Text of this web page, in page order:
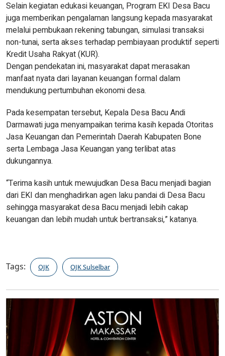
Selain kegiatan edukasi keuangan, Program EKI Desa Bacu
juga memberikan pengalaman langsung kepada masyarakat
melalui pembukaan rekening tabungan, simulasi transaksi
non-tunai, serta akses terhadap pembiayaan produktif seperti
Kredit Usaha Rakyat (KUR).
Dengan pendekatan ini, masyarakat dapat merasakan
manfaat nyata dari layanan keuangan formal dalam
mendukung pertumbuhan ekonomi desa.
Pada kesempatan tersebut, Kepala Desa Bacu Andi
Darmawati juga menyampaikan terima kasih kepada Otoritas
Jasa Keuangan dan Pemerintah Daerah Kabupaten Bone
serta Lembaga Jasa Keuangan yang terlibat atas
dukungannya.
“Terima kasih untuk mewujudkan Desa Bacu menjadi bagian
dari EKI dan menghadirkan agen laku pandai di Desa Bacu
sehingga masyarakat desa Bacu menjadi lebih cakap
keuangan dan lebih mudah untuk bertransaksi,” katanya.
Tags: OJK OJK Sulselbar